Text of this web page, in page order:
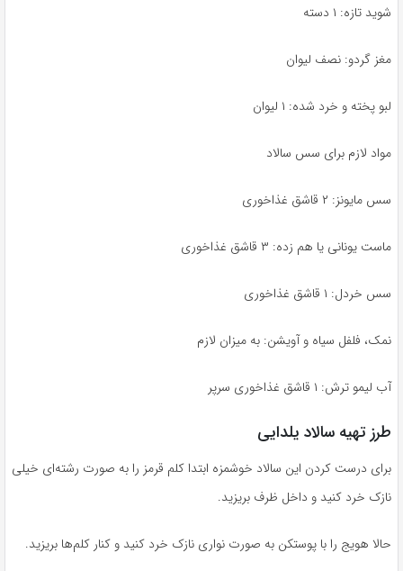
شوید تازه: ۱ دسته
مغز گردو: نصف لیوان
لبو پخته و خرد شده: ۱ لیوان
مواد لازم برای سس سالاد
سس مایونز: ۲ قاشق غذاخوری
ماست یونانی یا هم زده: ۳ قاشق غذاخوری
سس خردل: ۱ قاشق غذاخوری
نمک، فلفل سیاه و آویشن: به میزان لازم
آب لیمو ترش: ۱ قاشق غذاخوری سرپر
طرز تهیه سالاد یلدایی
برای درست کردن این سالاد خوشمزه ابتدا کلم قرمز را به صورت رشته‌ای خیلی
نازک خرد کنید و داخل ظرف بریزید.
حالا هویج را با پوستکن به صورت نواری نازک خرد کنید و کنار کلم‌ها بریزید.